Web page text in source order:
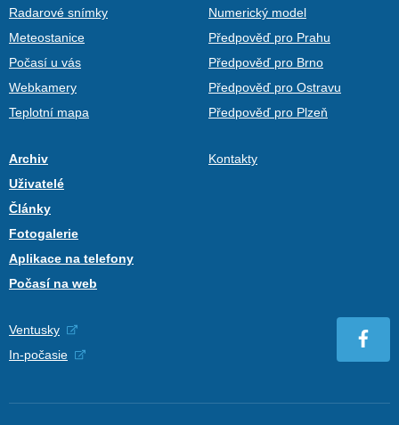
Radarové snímky
Meteostanice
Počasí u vás
Webkamery
Teplotní mapa
Numerický model
Předpověď pro Prahu
Předpověď pro Brno
Předpověď pro Ostravu
Předpověď pro Plzeň
Archiv
Uživatelé
Články
Fotogalerie
Aplikace na telefony
Počasí na web
Kontakty
Ventusky
In-počasie